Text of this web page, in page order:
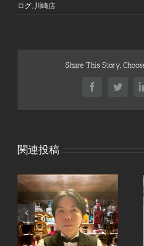
ログ 川崎店
Share This Story,
FacebookTwitter
関連投稿
8月のおすすめ〜夏野
菜のカレーパスタ – 川
崎店